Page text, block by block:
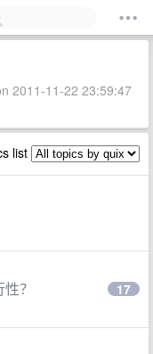
2011-11-22 23:59:47
list
？ 17